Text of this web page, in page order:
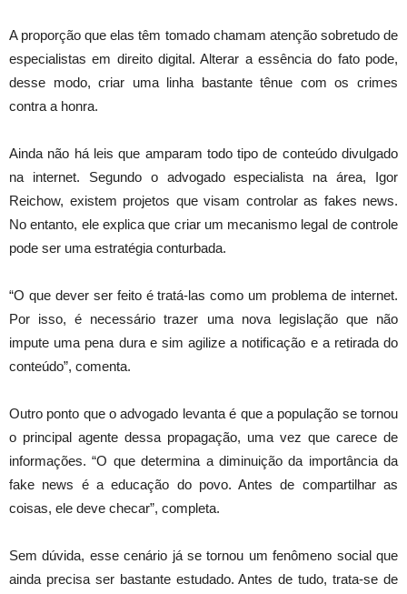
A proporção que elas têm tomado chamam atenção sobretudo de
especialistas em direito digital. Alterar a essência do fato pode,
desse modo, criar uma linha bastante tênue com os crimes
contra a honra.
Ainda não há leis que amparam todo tipo de conteúdo divulgado
na internet. Segundo o advogado especialista na área, Igor
Reichow, existem projetos que visam controlar as fakes news.
No entanto, ele explica que criar um mecanismo legal de controle
pode ser uma estratégia conturbada.
“O que dever ser feito é tratá-las como um problema de internet.
Por isso, é necessário trazer uma nova legislação que não
impute uma pena dura e sim agilize a notificação e a retirada do
conteúdo”, comenta.
Outro ponto que o advogado levanta é que a população se tornou
o principal agente dessa propagação, uma vez que carece de
informações. “O que determina a diminuição da importância da
fake news é a educação do povo. Antes de compartilhar as
coisas, ele deve checar”, completa.
Sem dúvida, esse cenário já se tornou um fenômeno social que
ainda precisa ser bastante estudado. Antes de tudo, trata-se de